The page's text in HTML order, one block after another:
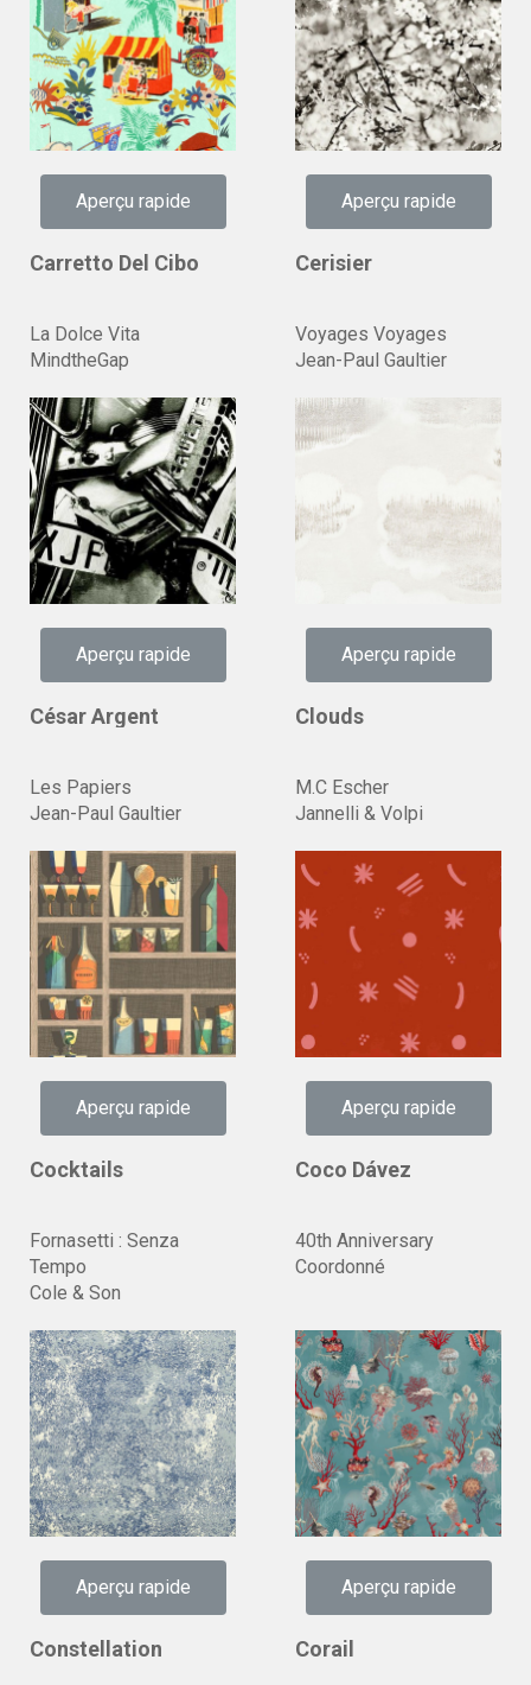
Aperçu rapide
Carretto Del Cibo
La Dolce Vita
MindtheGap
Aperçu rapide
Cerisier
Voyages Voyages
Jean-Paul Gaultier
Aperçu rapide
César Argent
Les Papiers
Jean-Paul Gaultier
Aperçu rapide
Clouds
M.C Escher
Jannelli & Volpi
Aperçu rapide
Cocktails
Fornasetti : Senza
Tempo
Cole & Son
Aperçu rapide
Coco Dávez
40th Anniversary
Coordonné
Aperçu rapide
Constellation
Aperçu rapide
Corail